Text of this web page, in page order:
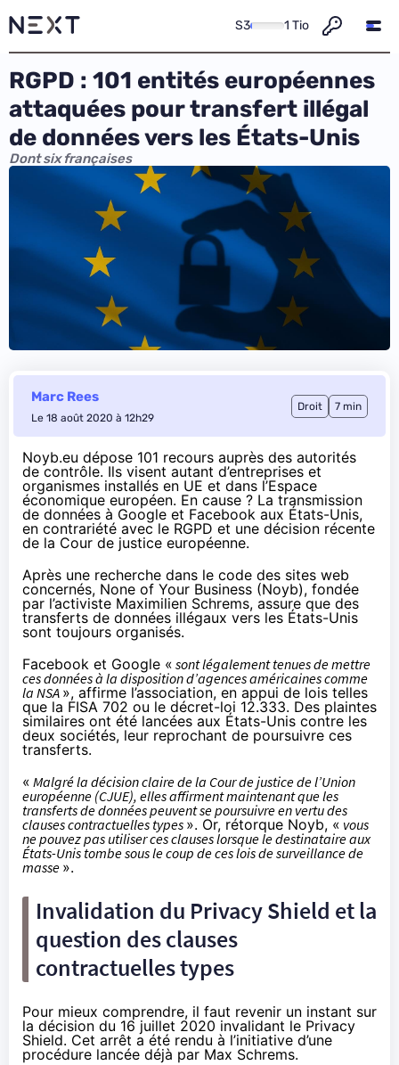
S3 1 Tio
RGPD : 101 entités européennes
attaquées pour transfert illégal
de données vers les États-Unis
Dont six françaises
Marc Rees
Le 18 août 2020 à 12h29
Droit 7 min
Noyb.eu dépose 101 recours auprès des autorités
de contrôle. Ils visent autant d’entreprises et
organismes installés en UE et dans l’Espace
économique européen. En cause ? La transmission
de données à Google et Facebook aux États-Unis,
en contrariété avec le RGPD et une décision récente
de la Cour de justice européenne.
Après une recherche dans le code des sites web
concernés, None of Your Business (Noyb), fondée
par l’activiste Maximilien Schrems, assure que des
transferts de données illégaux vers les États-Unis
sont toujours organisés.
Facebook et Google « sont légalement tenues de mettre
ces données à la disposition d’agences américaines comme
la NSA », affirme l’association, en appui de lois telles
que la FISA 702 ou le décret-loi 12.333. Des plaintes
similaires ont été lancées aux États-Unis contre les
deux sociétés, leur reprochant de poursuivre ces
transferts.
« Malgré la décision claire de la Cour de justice de l’Union
européenne (CJUE), elles affirment maintenant que les
transferts de données peuvent se poursuivre en vertu des
clauses contractuelles types ». Or, rétorque Noyb, « vous
ne pouvez pas utiliser ces clauses lorsque le destinataire aux
États-Unis tombe sous le coup de ces lois de surveillance de
masse ».
Invalidation du Privacy Shield et la
question des clauses
contractuelles types
Pour mieux comprendre, il faut revenir un instant sur
la décision du 16 juillet 2020 invalidant le Privacy
Shield. Cet arrêt a été rendu à l’initiative d’une
procédure lancée déjà par Max Schrems.